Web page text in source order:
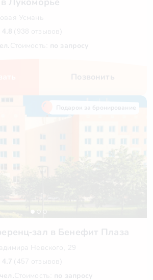
Лукоморье
Усмань
4.8 (938 отзывов)
Стоимость: по запросу
Позвонить
зал в Бенефит Плаза
Невского, 29
4.7 (457 отзывов)
Стоимость: по запросу